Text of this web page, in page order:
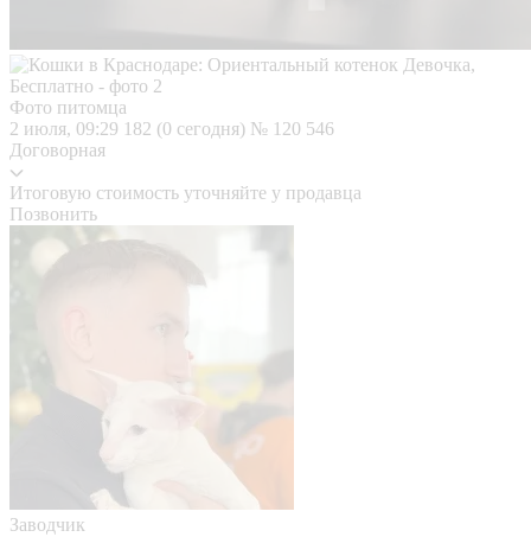
Фото питомца
2 июля, 09:29 182 (0 сегодня) № 120 546
Договорная
Итоговую стоимость уточняйте у продавца
Позвонить
Заводчик